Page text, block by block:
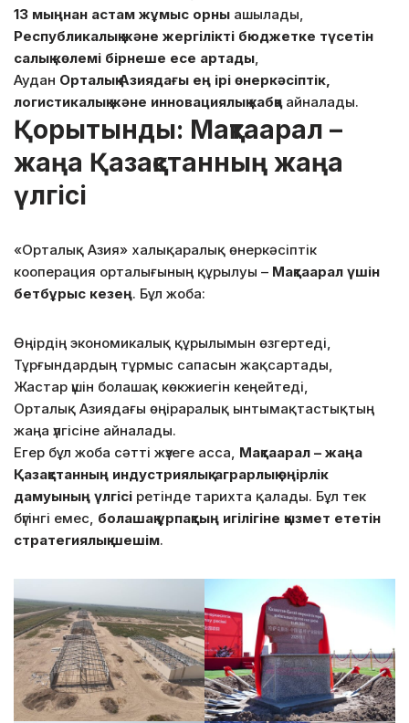
13 мыңнан астам жұмыс орны ашылады,
Республикалық және жергілікті бюджетке түсетін
салық көлемі бірнеше есе артады
Аудан Орталық Азиядағы ең ірі өнеркәсіптік,
логистикалық және инновациялық хабқаайналады.
Қорытынды: Мақтаарал –
жаңа Қазақстанның жаңа
үлгісі
«Орталық Азия» халықаралық өнеркәсіптік
кооперация орталығының құрылуы – Мақтаарал үшін
бетбұрыс кезең. Бұл жоба:
Өңірдің экономикалық құрылымын өзгертеді,
Тұрғындардың тұрмыс сапасын жақсартады,
Жастар үшін болашақ көкжиегін кеңейтеді,
Орталық Азиядағы өңіраралық ынтымақтастықтың
жаңа үлгісіне айналады.
Егер бұл жоба сәтті жүзеге асса, Мақтаарал – жаңа
Қазақстанның индустриялық-аграрлық өңірлік
дамуының үлгісі ретінде тарихта қалады. Бұл тек
бүгінгі емес, болашақ ұрпақтың игілігіне қызмет ететін
стратегиялық шешім.